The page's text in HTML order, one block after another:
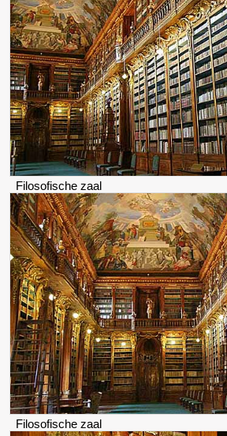
Filosofische zaal
Filosofische zaal